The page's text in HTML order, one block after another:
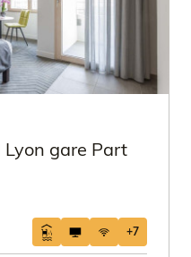
gare Part
+7